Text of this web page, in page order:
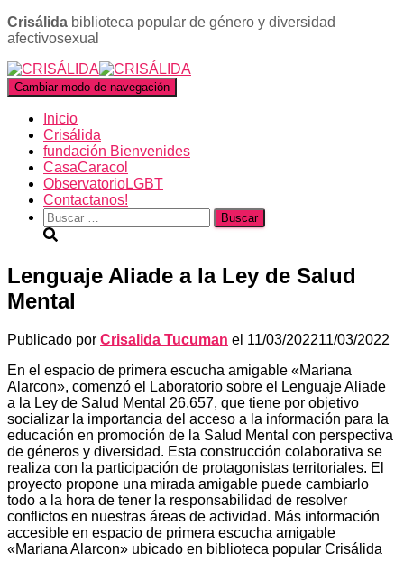
Crisálida biblioteca popular de género y diversidad
afectivosexual
Cambiar modo de navegación
Inicio
Crisálida
fundación Bienvenides
CasaCaracol
ObservatorioLGBT
Contactanos!
Buscar:
Lenguaje Aliade a la Ley de Salud
Mental
Publicado por Crisalida Tucuman el 11/03/202211/03/2022
En el espacio de primera escucha amigable «Mariana
Alarcon», comenzó el Laboratorio sobre el Lenguaje Aliade
a la Ley de Salud Mental 26.657, que tiene por objetivo
socializar la importancia del acceso a la información para la
educación en promoción de la Salud Mental con perspectiva
de géneros y diversidad. Esta construcción colaborativa se
realiza con la participación de protagonistas territoriales. El
proyecto propone una mirada amigable puede cambiarlo
todo a la hora de tener la responsabilidad de resolver
conflictos en nuestras áreas de actividad. Más información
accesible en espacio de primera escucha amigable
«Mariana Alarcon» ubicado en biblioteca popular Crisálida